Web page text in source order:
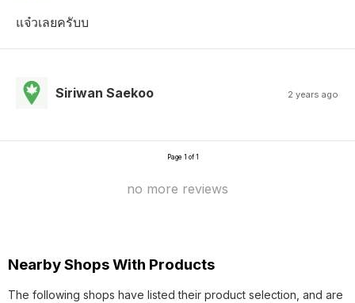
แจ๋วเลยครับบ
Siriwan Saekoo 2 years ago
Page 1 of 1
no more reviews
Nearby Shops With Products
The following shops have listed their product selection, and are